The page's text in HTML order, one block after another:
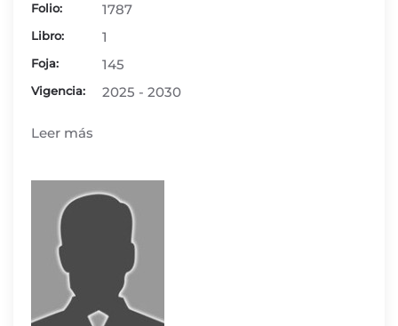
Folio: 1787
Libro: 1
Foja: 145
Vigencia: 2025 - 2030
Leer más